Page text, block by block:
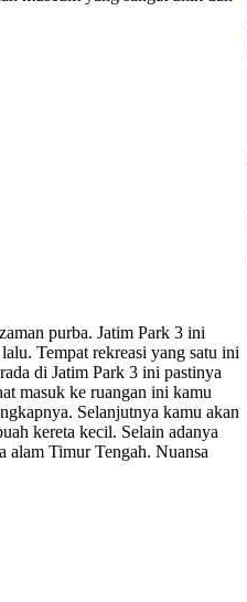
purba. Jatim Park 3 ini
Tempat rekreasi yang satu ini
di Jatim Park 3 ini pastinya
masuk ke ruangan ini kamu
Selanjutnya kamu akan
kereta kecil. Selain adanya
alam Timur Tengah. Nuansa